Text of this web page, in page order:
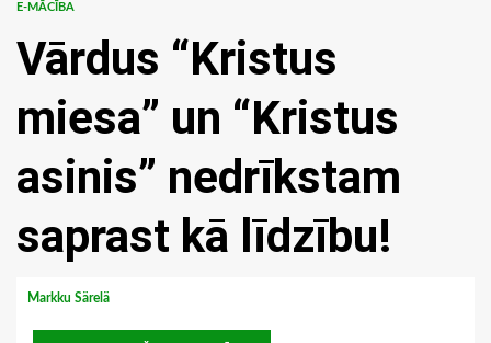
E-MĀCĪBA
Vārdus “Kristus
miesa” un “Kristus
asinis” nedrīkstam
saprast kā līdzību!
Markku Särelä